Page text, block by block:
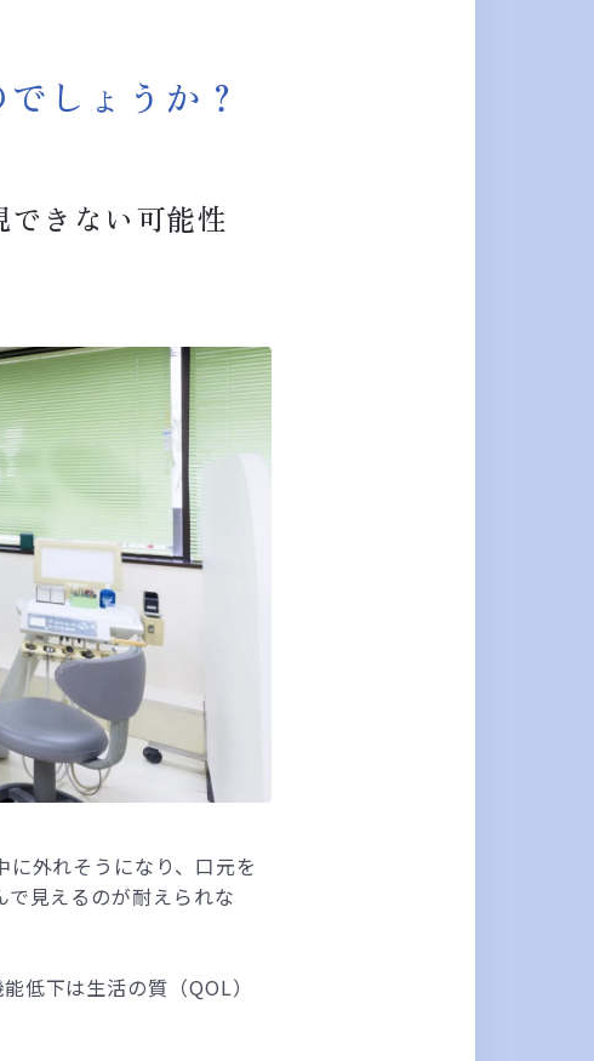
しょうか？
きない可能性
に外れそうになり、口元を
見えるのが耐えられな
低下は生活の質（QOL）